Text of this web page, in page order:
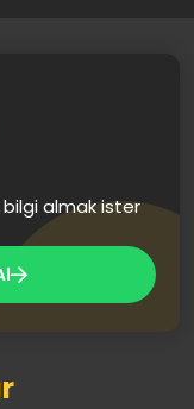
almak ister